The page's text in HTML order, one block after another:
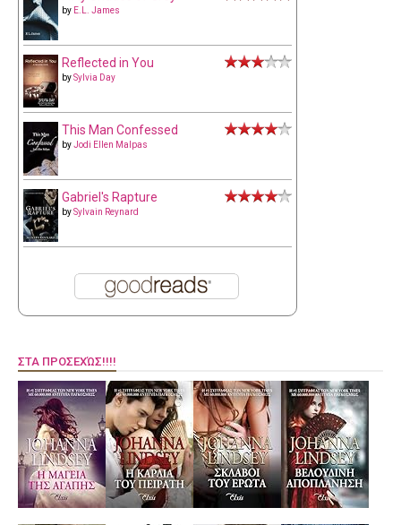
by E.L. James
Reflected in You
bySylvia Day
This Man Confessed
byJodi Ellen Malpas
Gabriel's Rapture
bySylvain Reynard
ΣΤΑ ΠΡΟΣΕΧΏΣ!!!!